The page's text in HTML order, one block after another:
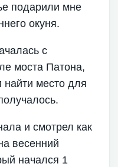
подарили мне
окуня.
с
моста Патона,
найти место для
и смотрел как
весенний
начался 1